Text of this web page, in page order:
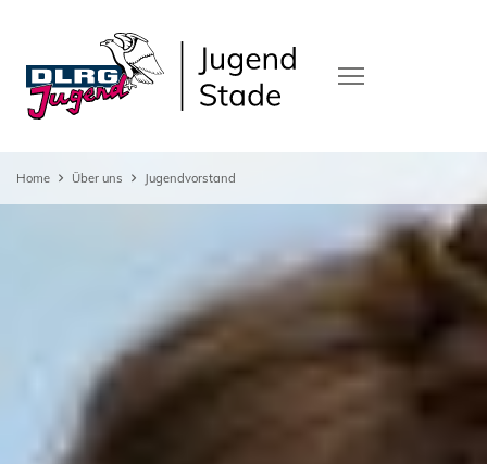
Home Über uns Jugendvorstand